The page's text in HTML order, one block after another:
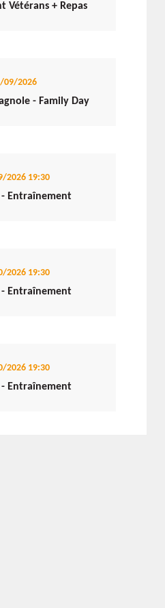
Vétérans + Repas
09/2026
- Family Day
2026 19:30
- Entraînement
2026 19:30
- Entraînement
2026 19:30
- Entraînement